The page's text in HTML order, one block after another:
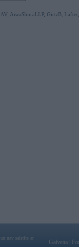
AV AiwaShuraLLP, GirtzB Lafter
nav saistīts ar
Galvena